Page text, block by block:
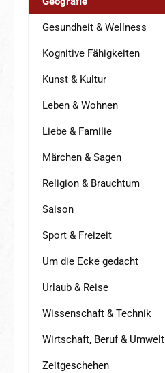
Gesundheit & Wellness
Kognitive Fähigkeiten
Kunst & Kultur
Leben & Wohnen
Liebe & Familie
Märchen & Sagen
Religion & Brauchtum
Saison
Sport & Freizeit
Um die Ecke gedacht
Urlaub & Reise
Wissenschaft & Technik
Wirtschaft, Beruf & Umwelt
Zeitgeschehen